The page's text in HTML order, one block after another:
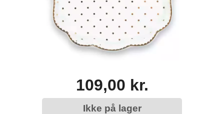
109,00 kr.
Ikke på lager